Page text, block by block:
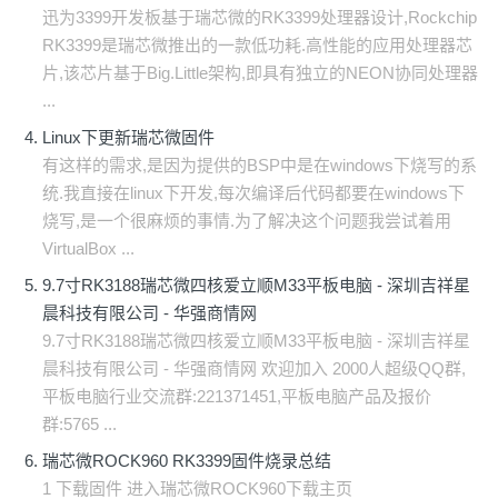
迅为3399开发板基于瑞芯微的RK3399处理器设计,Rockchip
RK3399是瑞芯微推出的一款低功耗.高性能的应用处理器芯
片,该芯片基于Big.Little架构,即具有独立的NEON协同处理器
...
Linux下更新瑞芯微固件
有这样的需求,是因为提供的BSP中是在windows下烧写的系
统.我直接在linux下开发,每次编译后代码都要在windows下
烧写,是一个很麻烦的事情.为了解决这个问题我尝试着用
VirtualBox ...
9.7寸RK3188瑞芯微四核爱立顺M33平板电脑 - 深圳吉祥星
晨科技有限公司 - 华强商情网
9.7寸RK3188瑞芯微四核爱立顺M33平板电脑 - 深圳吉祥星
晨科技有限公司 - 华强商情网 欢迎加入 2000人超级QQ群,
平板电脑行业交流群:221371451,平板电脑产品及报价
群:5765 ...
瑞芯微ROCK960 RK3399固件烧录总结
1 下载固件 进入瑞芯微ROCK960下载主页